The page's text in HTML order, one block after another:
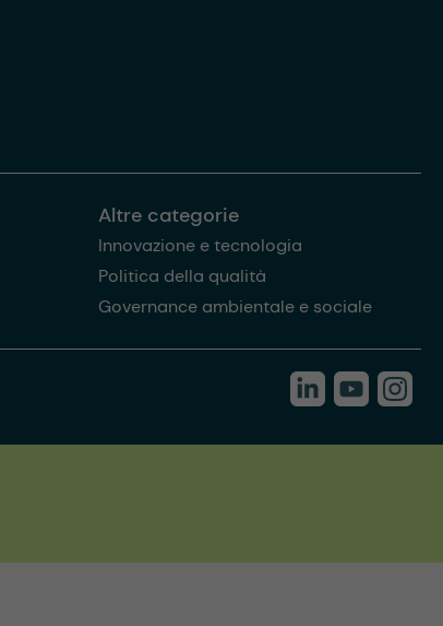
Altre categorie
Innovazione e tecnologia
Politica della qualità
Governance ambientale e sociale